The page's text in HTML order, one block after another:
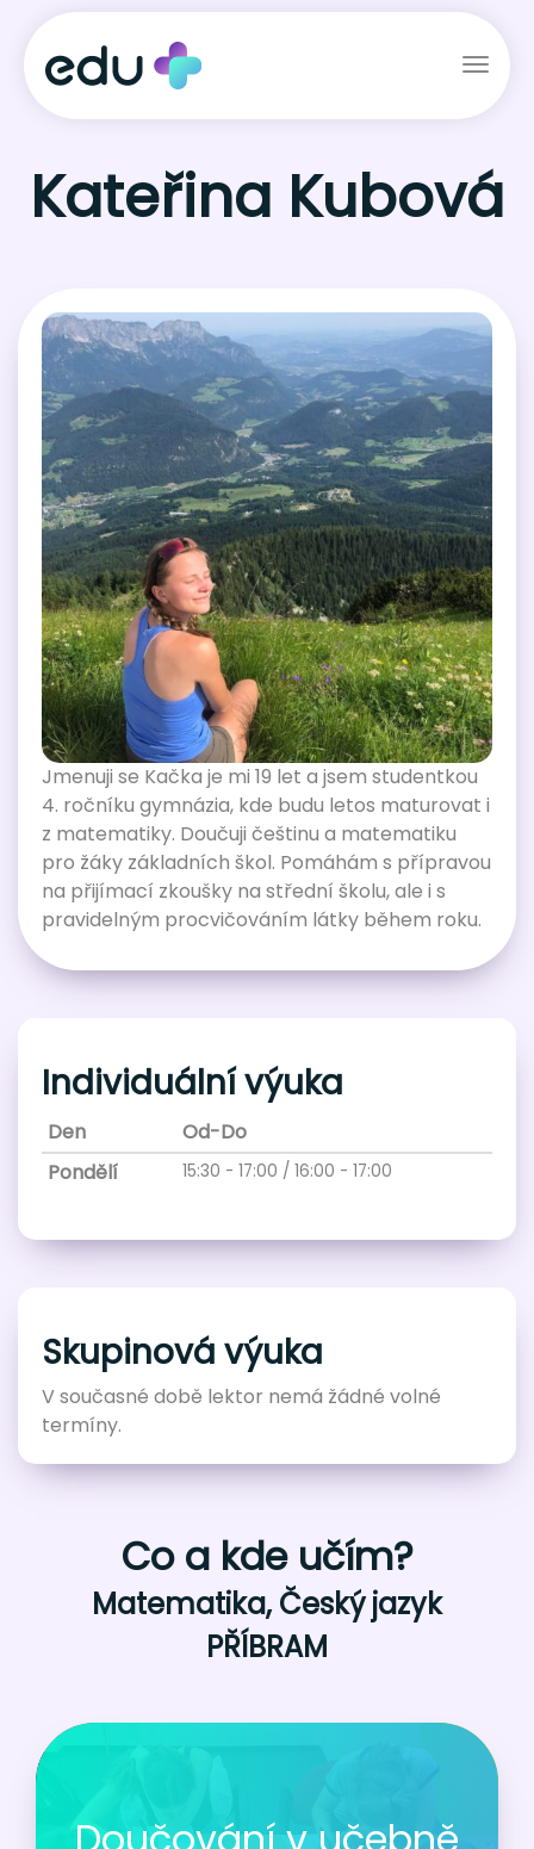
Kateřina Kubová
Jmenuji se Kačka je mi 19 let a jsem studentkou
4. ročníku gymnázia, kde budu letos maturovat i
z matematiky. Doučuji češtinu a matematiku
pro žáky základních škol. Pomáhám s přípravou
na přijímací zkoušky na střední školu, ale i s
pravidelným procvičováním látky během roku.
Individuální výuka
Den
Od-Do
Pondělí
15:30 - 17:00 / 16:00 - 17:00
Skupinová výuka
V současné době lektor nemá žádné volné
termíny.
Co a kde učím?
Matematika, Český jazyk
PŘÍBRAM